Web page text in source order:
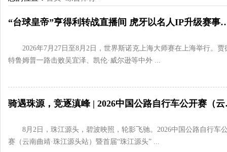
“台球皇帝”亨得利转战直播间
2026年7月27日至8月2日，世界斯诺克上海大师赛在上海举行。贾
特鲁姆普一路击败吴宜泽、凯伦·威尔逊等中外 ...
骑遇珠源
8月2日，珠江源头，碧波映照，轮影飞驰。2026中国公路自行车
赛（云南曲靖·珠江源头站）暨首届“珠江源头” ...